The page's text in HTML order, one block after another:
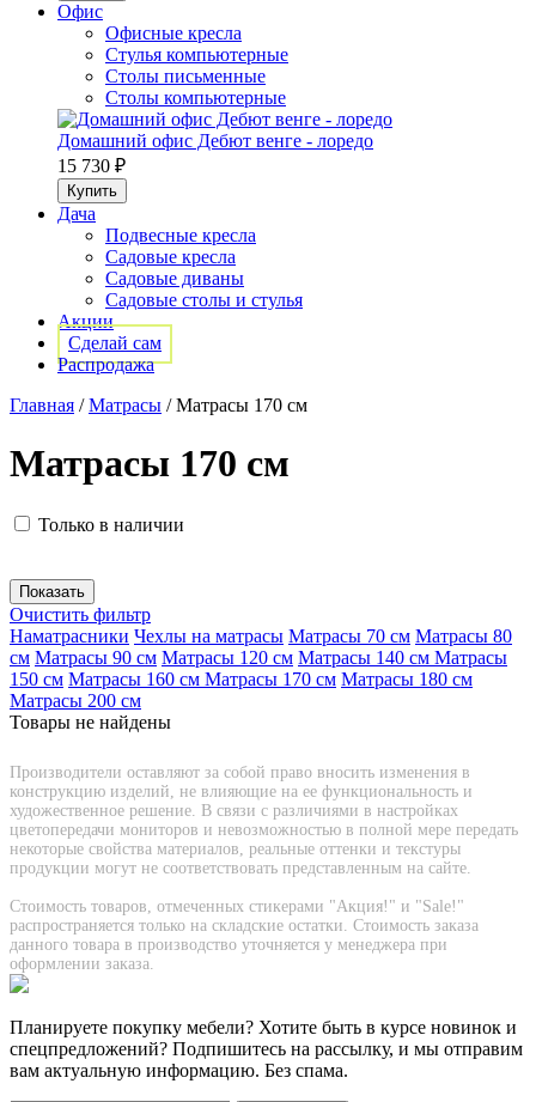
Офис
Офисные кресла
Стулья компьютерные
Столы письменные
Столы компьютерные
Домашний офис Дебют венге - лоредо
15 730 ₽
Дача
Подвесные кресла
Садовые кресла
Садовые диваны
Садовые столы и стулья
Акции
Сделай сам
Распродажа
Главная / Матрасы /Матрасы 170 см
Матрасы 170 см
Только в наличии
Очистить фильтр
Наматрасники Чехлы на матрасы Матрасы 70 см Матрасы 80
см Матрасы 90 см Матрасы 120 см Матрасы 140 см Матрасы
150 см Матрасы 160 см Матрасы 170 см Матрасы 180 см
Матрасы 200 см
Товары не найдены
Производители оставляют за собой право вносить изменения в
конструкцию изделий, не влияющие на ее функциональность и
художественное решение. В связи с различиями в настройках
цветопередачи мониторов и невозможностью в полной мере передать
некоторые свойства материалов, реальные оттенки и текстуры
продукции могут не соответствовать представленным на сайте.
Стоимость товаров, отмеченных стикерами "Акция!" и "Sаle!"
распространяется только на складские остатки. Стоимость заказа
данного товара в производство уточняется у менеджера при
оформлении заказа.
Планируете покупку мебели? Хотите быть в курсе новинок и
спецпредложений? Подпишитесь на рассылку, и мы отправим
вам актуальную информацию. Без спама.